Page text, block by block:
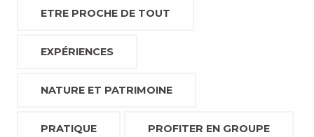
ETRE PROCHE DE TOUT
EXPÉRIENCES
NATURE ET PATRIMOINE
PRATIQUE PROFITER EN GROUPE